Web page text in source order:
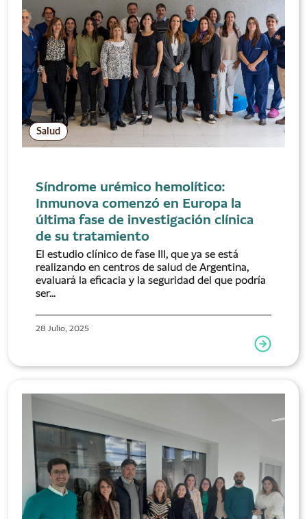
Salud
Síndrome urémico hemolítico:
Inmunova comenzó en Europa la
última fase de investigación clínica
de su tratamiento
El estudio clínico de fase III, que ya se está
realizando en centros de salud de Argentina,
evaluará la eficacia y la seguridad del que podría
ser...
28 Julio, 2025